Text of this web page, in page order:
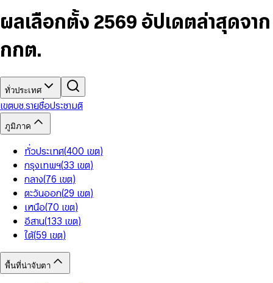
7
8
5
6
8
9
6
7
9
5
6
8
9
9
ผลเลือกตั้ง 2569 อัปเดตล่าสุดจาก
กกต.
ทั่วประเทศ
เขตบช.รายชื่อประชามติ
ภูมิภาค
ทั่วประเทศ(400 เขต)
กรุงเทพฯ(33 เขต)
กลาง(76 เขต)
ตะวันออก(29 เขต)
เหนือ(70 เขต)
อีสาน(133 เขต)
ใต้(59 เขต)
พื้นที่น่าจับตา